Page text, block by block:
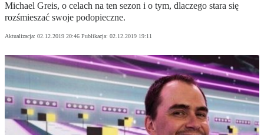
Michael Greis, o celach na ten sezon i o tym, dlaczego stara się
rozśmieszać swoje podopieczne.
Aktualizacja: 02.12.2019 20:46 Publikacja: 02.12.2019 19:11